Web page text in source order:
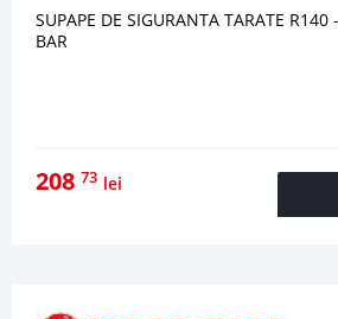
SUPAPE DE SIGURANTA TARATE
BAR
208 73 lei